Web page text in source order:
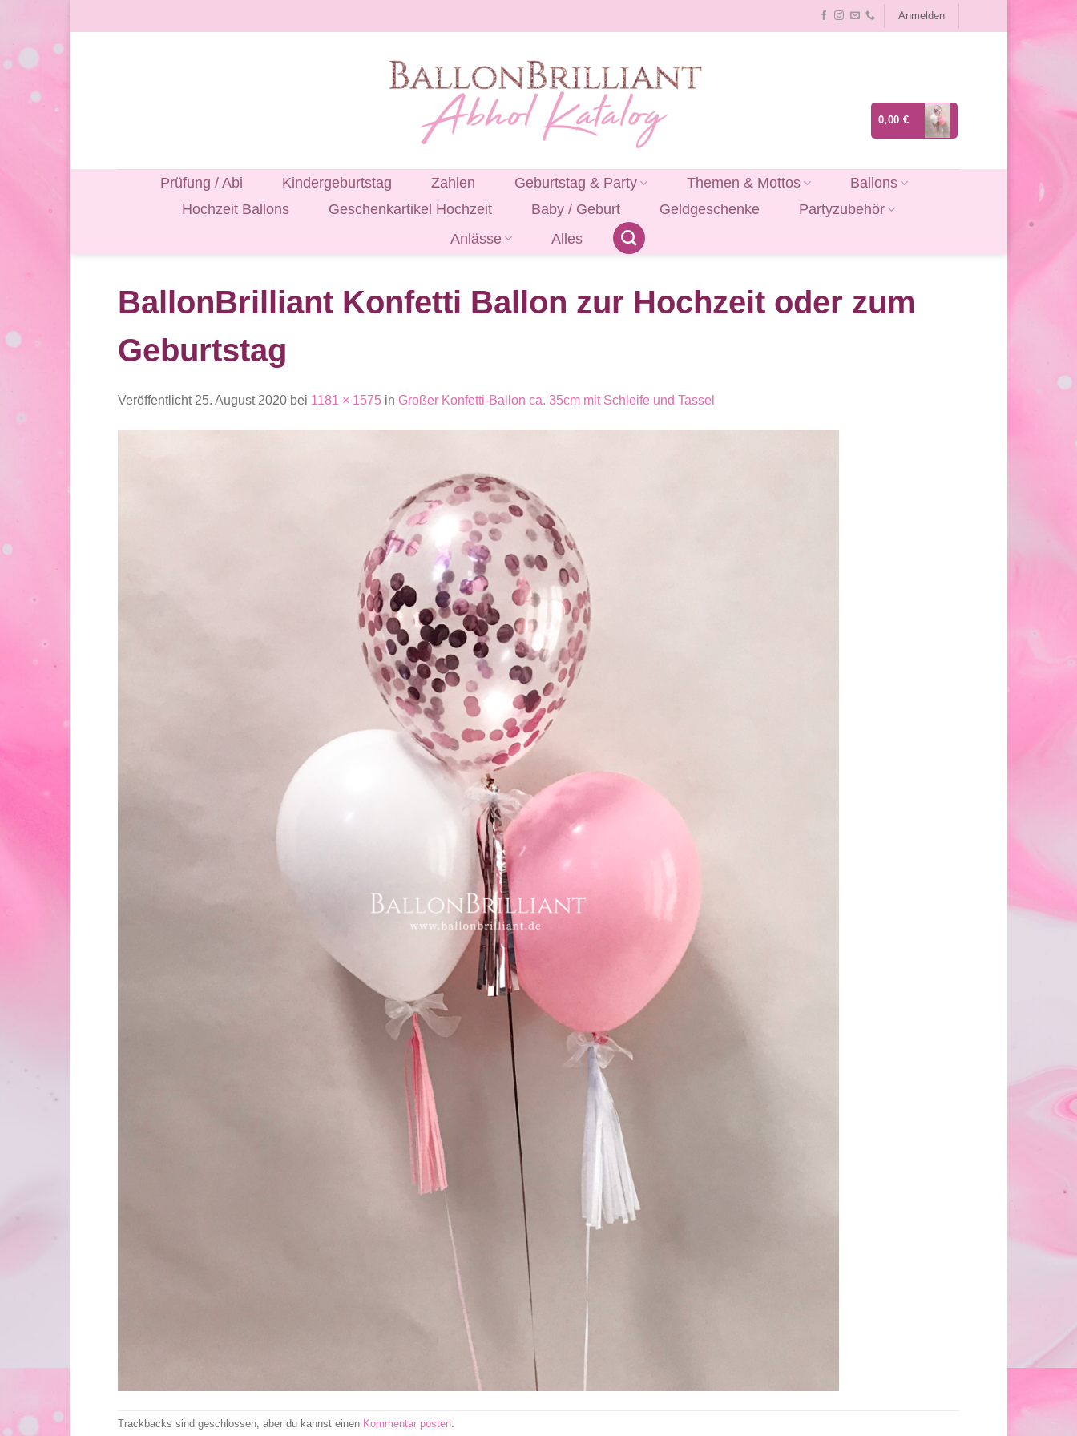
Inhalt
Anmelden
0,00 €
Prüfung / Abi Kindergeburtstag Zahlen Geburtstag & Party Themen & Mottos
Ballons
Hochzeit Ballons
Geschenkartikel Hochzeit Baby / Geburt Geldgeschenke
Partyzubehör
Anlässe
Alles
BallonBrilliant Konfetti Ballon zur Hochzeit oder zum
Geburtstag
Veröffentlicht 25. August 2020 bei 1181 × 1575 in Großer Konfetti-Ballon ca. 35cm mit Schleife und Tassel
Trackbacks sind geschlossen, aber du kannst einen Kommentar posten.